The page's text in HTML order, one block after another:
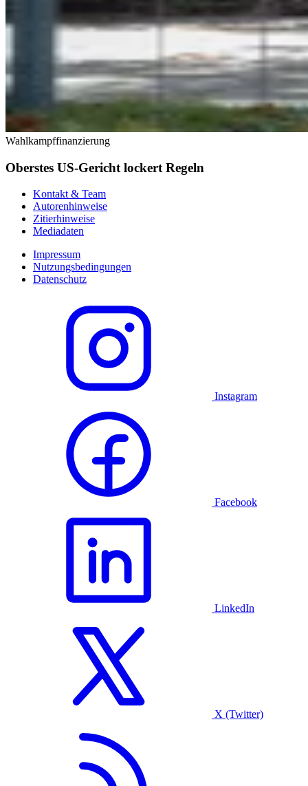
Wahlkampffinanzierung
Oberstes US-Gericht lockert Regeln
Kontakt & Team
Autorenhinweise
Zitierhinweise
Mediadaten
Impressum
Nutzungsbedingungen
Datenschutz
Instagram
Facebook
LinkedIn
X (Twitter)